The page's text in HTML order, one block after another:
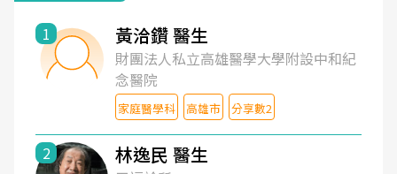
1 黃洽鑽 醫生
財團法人私立高雄醫學大學附設中和紀
念醫院
家庭醫學科 高雄市 分享數2
2 林逸民 醫生